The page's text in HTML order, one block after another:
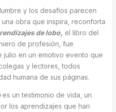
y los desafíos parecen
obra que inspira, reconforta
de lobo, el libro del
de profesión, fue
en un emotivo evento que
y lectores, todos
humana de sus páginas.
es un testimonio de vida, un
los aprendizajes que han